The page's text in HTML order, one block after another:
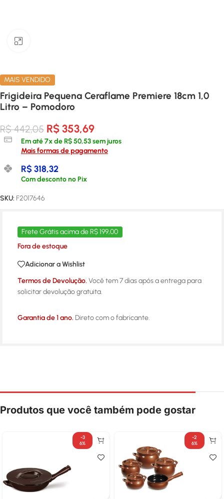
MAIS VENDIDO
Frigideira Pequena Ceraflame Premiere 18cm 1,0
Litro – Pomodoro
R$442,05 R$353,69
Em até7x deR$50,53sem juros
Mais formas de pagamento
R$318,32
Com desconto no Pix
SKU: F2017646
Frete Grátis acima de R$ 199,00
Fora de estoque
Adicionar a Wishlist
Termos de Devolução. Você tem 7 dias após a entrega para
solicitar devolução gratuita.
Garantia de 1 ano. Direto com o fabricante.
Produtos que você também pode gostar
-3
6%
-2
6%